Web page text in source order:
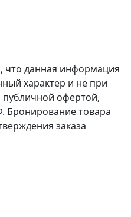
данная информация
характер и не при
публичной офертой,
Бронирование товара
заказа